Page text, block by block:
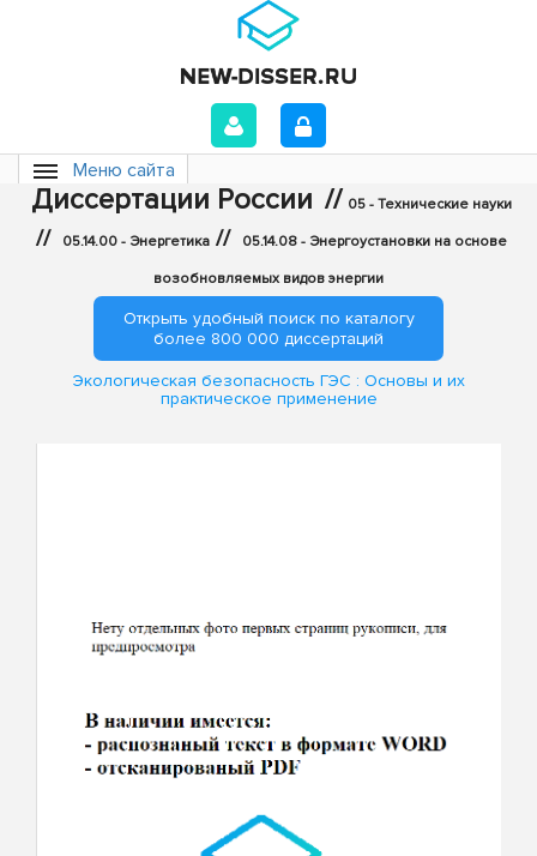
Меню сайта
Диссертации России // 05 - Технические науки
// 05.14.00 - Энергетика // 05.14.08 - Энергоустановки на основе
возобновляемых видов энергии
Открыть удобный поиск по каталогу
более 800 000 диссертаций
Экологическая безопасность ГЭС : Основы и их
практическое применение